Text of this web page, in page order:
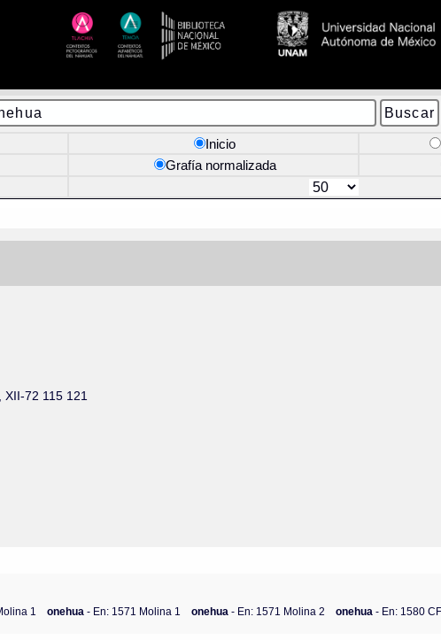
Inicio
Grafía normalizada
72 115 121
1 onehua- En: 1571 Molina 1 onehua- En: 1571 Molina 2 onehua- En: 1580